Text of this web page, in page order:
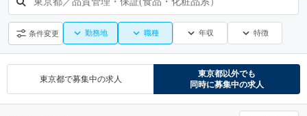
条件変更 勤務地 職種 年収 特徴
東京都で募集中の求人
東京都以外でも
同時に募集中の求人